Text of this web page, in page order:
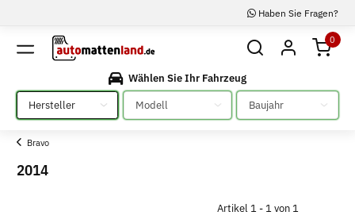
Haben Sie Fragen?
0
Wählen Sie Ihr Fahrzeug
Bitte auswählen
Bitte auswählen Bitte auswählen
Bravo
2014
Artikel 1 - 1 von 1